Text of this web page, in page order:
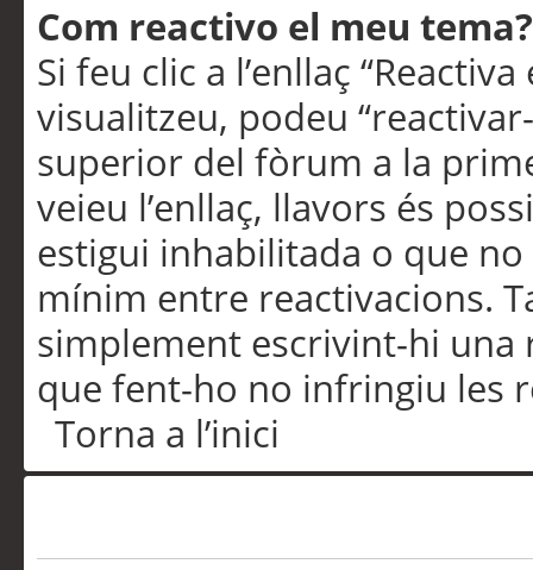
Com reactivo el meu tema?
Si feu clic a l’enllaç
visualitzeu, podeu
superior del fòrum a la
veieu l’enllaç, llavors és
estigui inhabilitada o que
mínim entre reactivacions.
simplement escrivint-hi una
que fent-ho no infringiu les
Torna a l’inici